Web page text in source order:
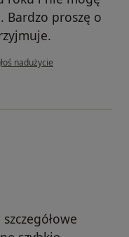
Bardzo proszę o
użytkownika Karolina
nadużycie